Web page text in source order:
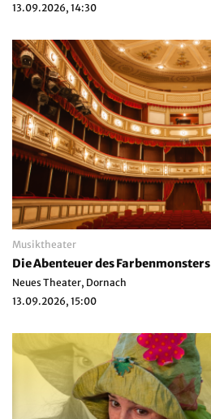
13.09.2026, 14:30
Musiktheater
Die Abenteuer des Farbenmonsters
Neues Theater, Dornach
13.09.2026, 15:00